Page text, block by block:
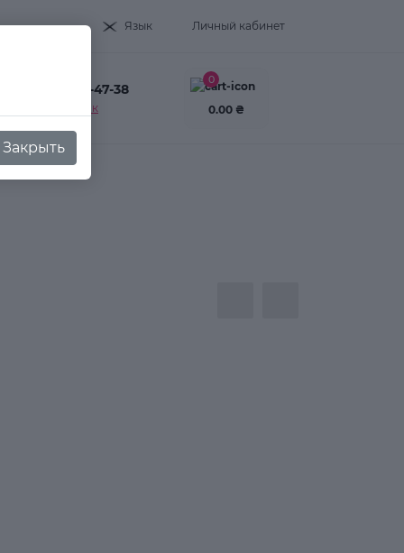
Язык Личный кабинет
+38(093) 995-47-38
Заказать звонок
0
0.00 ₴
Закрыть